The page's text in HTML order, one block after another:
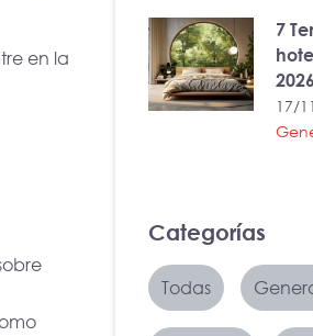
en la
7
2026
17/
Categorías
Todas